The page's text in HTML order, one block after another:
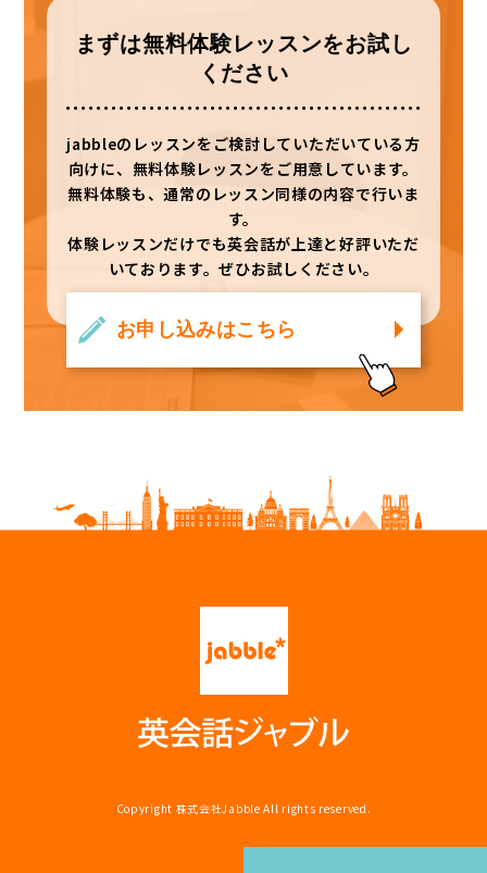
まずは無料体験レッスンをお試し
ください
jabbleのレッスンをご検討していただいている⽅
向けに、無料体験レッスンをご⽤意しています。
無料体験も、通常のレッスン同様の内容で⾏いま
す。
体験レッスンだけでも英会話が上達と好評いただ
いております。ぜひお試しください。
お申し込みはこちら
Copyright 株式会社Jabble All rights reserved.